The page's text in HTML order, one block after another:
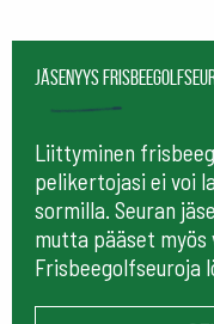
Jäsenyys
Liittyminen
pelikertojasi ei voi
sormilla. Seuran
mutta pääset
Frisbeegolfseuroja